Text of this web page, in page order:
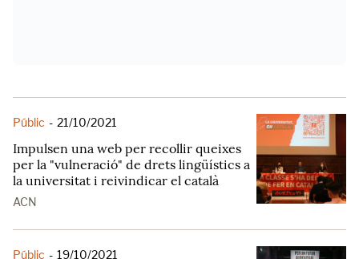
Públic - 21/10/2021
Impulsen una web per recollir queixes
per la "vulneració" de drets lingüístics a
la universitat i reivindicar el català
ACN
Públic - 19/10/2021